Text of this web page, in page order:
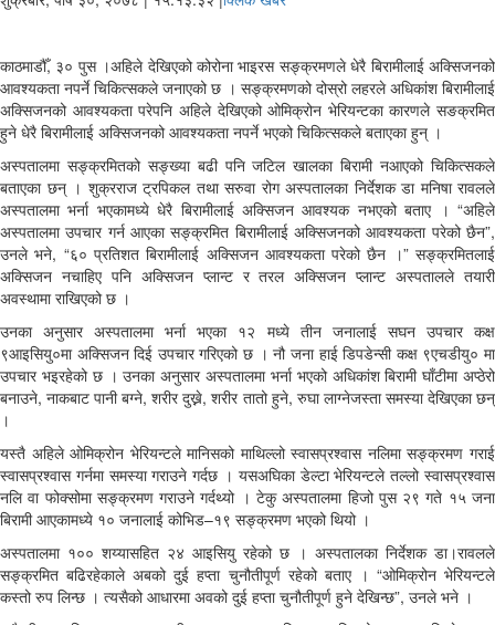
काठमाडौँ, ३० पुस ।अहिले देखिएको कोरोना भाइरस सङ्क्रमणले धेरै बिरामीलाई अक्सिजनको
आवश्यकता नपर्ने चिकित्सकले जनाएको छ । सङ्क्रमणको दोस्रो लहरले अधिकांश बिरामीलाई
अक्सिजनको आवश्यकता परेपनि अहिले देखिएको ओमिक्रोन भेरियन्टका कारणले सङक्रमित
हुने धेरै बिरामीलाई अक्सिजनको आवश्यकता नपर्ने भएको चिकित्सकले बताएका हुन् ।
अस्पतालमा सङ्क्रमितको सङ्ख्या बढी पनि जटिल खालका बिरामी नआएको चिकित्सकले
बताएका छन् । शुक्रराज ट्रपिकल तथा सरुवा रोग अस्पतालका निर्देशक डा मनिषा रावलले
अस्पतालमा भर्ना भएकामध्ये धेरै बिरामीलाई अक्सिजन आवश्यक नभएको बताए । “अहिले
अस्पतालमा उपचार गर्न आएका सङ्क्रमित बिरामीलाई अक्सिजनको आवश्यकता परेको छैन”,
उनले भने, “६० प्रतिशत बिरामीलाई अक्सिजन आवश्यकता परेको छैन ।” सङ्क्रमितलाई
अक्सिजन नचाहिए पनि अक्सिजन प्लान्ट र तरल अक्सिजन प्लान्ट अस्पतालले तयारी
अवस्थामा राखिएको छ ।
उनका अनुसार अस्पतालमा भर्ना भएका १२ मध्ये तीन जनालाई सघन उपचार कक्ष
९आइसियु०मा अक्सिजन दिई उपचार गरिएको छ । नौ जना हाई डिपडेन्सी कक्ष ९एचडीयु० मा
उपचार भइरहेको छ । उनका अनुसार अस्पतालमा भर्ना भएको अधिकांश बिरामी घाँटीमा अप्ठेरो
बनाउने, नाकबाट पानी बग्ने, शरीर दुख्ने, शरीर तातो हुने, रुघा लाग्नेजस्ता समस्या देखिएका छन्
।
यस्तै अहिले ओमिक्रोन भेरियन्टले मानिसको माथिल्लो स्वासप्रश्वास नलिमा सङ्क्रमण गराई
स्वासप्रश्वास गर्नमा समस्या गराउने गर्दछ । यसअघिका डेल्टा भेरियन्टले तल्लो स्वासप्रश्वास
नलि वा फोक्सोमा सङ्क्रमण गराउने गर्दथ्यो । टेकु अस्पतालमा हिजो पुस २९ गते १५ जना
बिरामी आएकामध्ये १० जनालाई कोभिड–१९ सङ्क्रमण भएको थियो ।
अस्पतालमा १०० शय्यासहित २४ आइसियु रहेको छ । अस्पतालका निर्देशक डा।रावलले
सङ्क्रमित बढिरहेकाले अबको दुई हप्ता चुनौतीपूर्ण रहेको बताए । “ओमिक्रोन भेरियन्टले
कस्तो रुप लिन्छ । त्यसैको आधारमा अवको दुई हप्ता चुनौतीपूर्ण हुने देखिन्छ”, उनले भने ।